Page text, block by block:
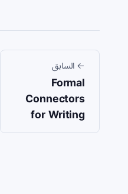
←السابق
Formal
Connectors
for Writing